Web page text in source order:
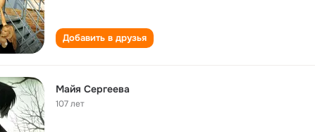
Добавить в друзья
Майя Сергеева
107 лет